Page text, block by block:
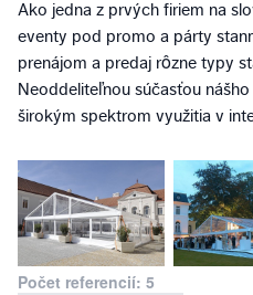
Ako jedna z prvých firiem na
eventy pod promo a párty
prenájom a predaj rôzne typy
Neoddeliteľnou súčasťou
širokým spektrom využitia v
Počet referencií: 5